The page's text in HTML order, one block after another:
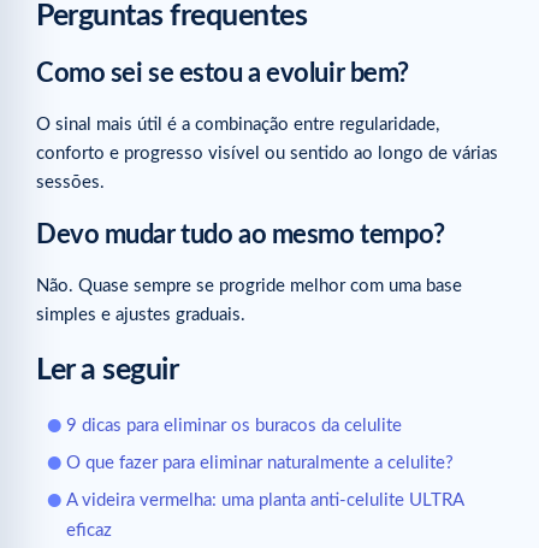
Perguntas frequentes
Como sei se estou a evoluir bem?
O sinal mais útil é a combinação entre regularidade,
conforto e progresso visível ou sentido ao longo de várias
sessões.
Devo mudar tudo ao mesmo tempo?
Não. Quase sempre se progride melhor com uma base
simples e ajustes graduais.
Ler a seguir
9 dicas para eliminar os buracos da celulite
O que fazer para eliminar naturalmente a celulite?
A videira vermelha: uma planta anti-celulite ULTRA
eficaz